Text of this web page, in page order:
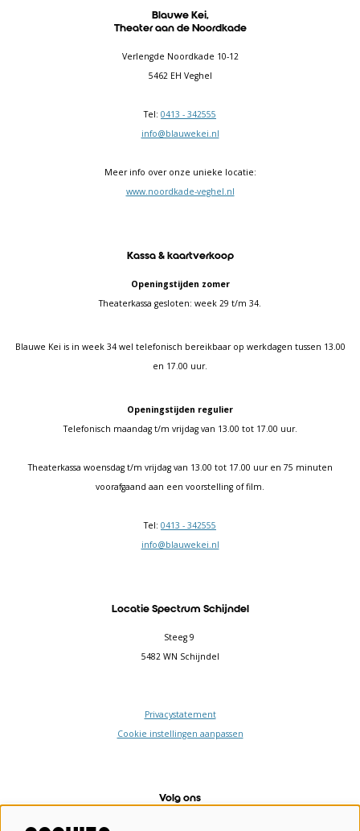
Blauwe Kei,
Theater aan de Noordkade
Verlengde Noordkade 10-12
5462 EH Veghel
Tel: 0413 - 342555
info@blauwekei.nl
Meer info over onze unieke locatie:
www.noordkade-veghel.nl
Kassa & kaartverkoop
Openingstijden zomer
Theaterkassa gesloten: week 29 t/m 34.
Blauwe Kei is in week 34 wel telefonisch bereikbaar op werkdagen tussen 13.00
en 17.00 uur.
Openingstijden regulier
Telefonisch maandag t/m vrijdag van 13.00 tot 17.00 uur.
Theaterkassa woensdag t/m vrijdag van 13.00 tot 17.00 uur en 75 minuten
voorafgaand aan een voorstelling of film.
Tel: 0413 - 342555
info@blauwekei.nl
Locatie Spectrum Schijndel
Steeg 9
5482 WN Schijndel
Privacystatement
Cookie instellingen aanpassen
Volg ons